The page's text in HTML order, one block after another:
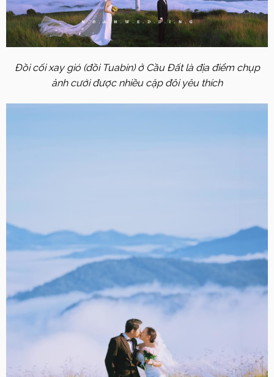
Đồi cối xay gió (đồi Tuabin) ở Cầu Đất là địa điểm chụp
ảnh cưới được nhiều cặp đôi yêu thích